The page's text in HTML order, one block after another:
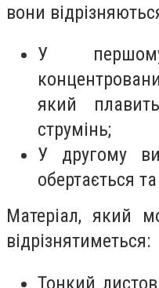
вони
У
який
струмінь;
У другому
обертається
Матеріал, який
відрізнятиметься:
Тонкий